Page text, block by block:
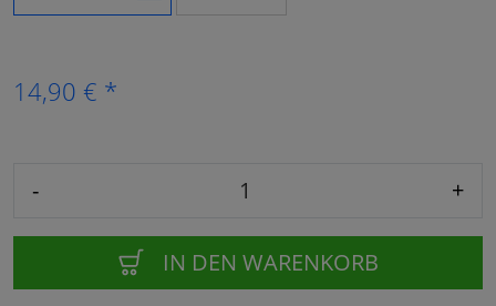
14,90 € *
- +
IN DEN WARENKORB